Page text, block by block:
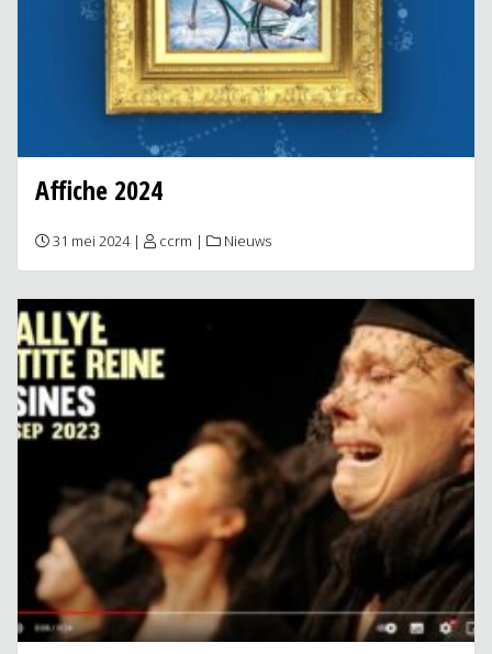
Affiche 2024
31 mei 2024 | ccrm | Nieuws